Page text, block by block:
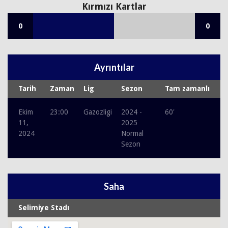
Kırmızı Kartlar
0 0
Ayrıntılar
Tarih Zaman Lig Sezon Tam zamanlı
Ekim
11,
2024
23:00 Gazozligi
2024 -
2025
Normal
Sezon
60'
Saha
Selimiye Stadı